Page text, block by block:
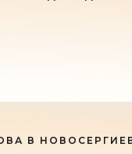
В